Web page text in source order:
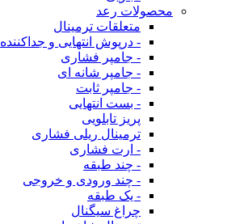
محصولات رعد
متعلقات ترمینال
- درپوش انتهایی و جداکننده
- جامپر فشاری
- جامپر شانه ای
- جامپر ثابت
- بست انتهایی
پریز تابلویی
ترمینال ریلی فشاری
- ارت فشاری
- چند طبقه
- چند ورودی و خروجی
- یک طبقه
چراغ سیگنال